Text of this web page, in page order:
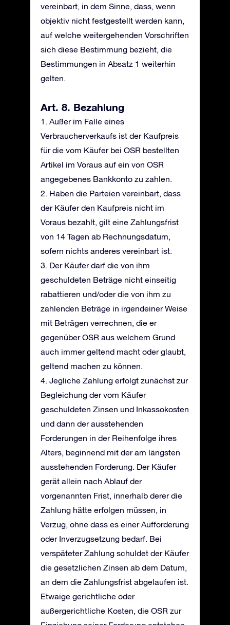
vereinbart, in dem Sinne, dass, wenn
objektiv nicht festgestellt werden kann,
auf welche weitergehenden Vorschriften
sich diese Bestimmung bezieht, die
Bestimmungen in Absatz 1 weiterhin
gelten.
Art. 8. Bezahlung
1. Außer im Falle eines
Verbraucherverkaufs ist der Kaufpreis
für die vom Käufer bei OSR bestellten
Artikel im Voraus auf ein von OSR
angegebenes Bankkonto zu zahlen.
2. Haben die Parteien vereinbart, dass
der Käufer den Kaufpreis nicht im
Voraus bezahlt, gilt eine Zahlungsfrist
von 14 Tagen ab Rechnungsdatum,
sofern nichts anderes vereinbart ist.
3. Der Käufer darf die von ihm
geschuldeten Beträge nicht einseitig
rabattieren und/oder die von ihm zu
zahlenden Beträge in irgendeiner Weise
mit Beträgen verrechnen, die er
gegenüber OSR aus welchem Grund
auch immer geltend macht oder glaubt,
geltend machen zu können.
4. Jegliche Zahlung erfolgt zunächst zur
Begleichung der vom Käufer
geschuldeten Zinsen und Inkassokosten
und dann der ausstehenden
Forderungen in der Reihenfolge ihres
Alters, beginnend mit der am längsten
ausstehenden Forderung. Der Käufer
gerät allein nach Ablauf der
vorgenannten Frist, innerhalb derer die
Zahlung hätte erfolgen müssen, in
Verzug, ohne dass es einer Aufforderung
oder Inverzugsetzung bedarf. Bei
verspäteter Zahlung schuldet der Käufer
die gesetzlichen Zinsen ab dem Datum,
an dem die Zahlungsfrist abgelaufen ist.
Etwaige gerichtliche oder
außergerichtliche Kosten, die OSR zur